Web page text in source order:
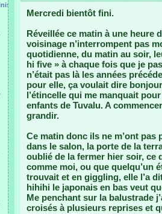
migrantscene
Mercredi bientôt fini.
Réveillée ce matin à une heure
voisinage n’interrompent pas
quotidienne, du matin au soir,
hi five » à chaque fois que je
n’était pas là les années
pour elle, ça voulait dire
l’étincelle qui me manquait
enfants de Tuvalu. A
grandir.
Ce matin donc ils ne m’ont
dans le salon, la porte de la
oublié de la fermer hier soir,
comme moi, ou que quelqu’un
trouvait et en giggling, elle l’a
hihihi le japonais en bas veut
Me penchant sur la balustrade
croisés à plusieurs reprises et